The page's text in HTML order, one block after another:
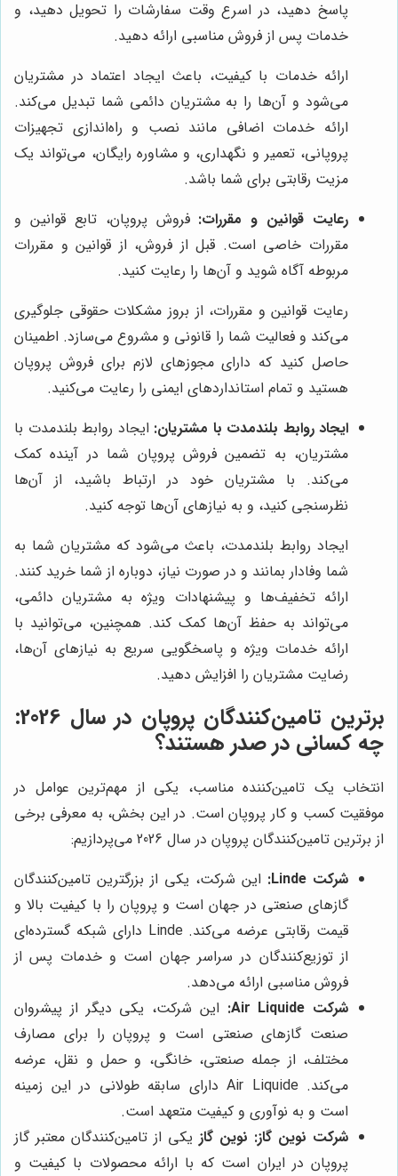
پاسخ دهید، در اسرع وقت سفارشات را تحویل دهید، و
خدمات پس از فروش مناسبی ارائه دهید.
ارائه خدمات با کیفیت، باعث ایجاد اعتماد در مشتریان
می‌شود و آن‌ها را به مشتریان دائمی شما تبدیل می‌کند.
ارائه خدمات اضافی مانند نصب و راه‌اندازی تجهیزات
پروپانی، تعمیر و نگهداری، و مشاوره رایگان، می‌تواند یک
مزیت رقابتی برای شما باشد.
رعایت قوانین و مقررات: فروش پروپان، تابع قوانین و
مقررات خاصی است. قبل از فروش، از قوانین و مقررات
مربوطه آگاه شوید و آن‌ها را رعایت کنید.
رعایت قوانین و مقررات، از بروز مشکلات حقوقی جلوگیری
می‌کند و فعالیت شما را قانونی و مشروع می‌سازد. اطمینان
حاصل کنید که دارای مجوزهای لازم برای فروش پروپان
هستید و تمام استانداردهای ایمنی را رعایت می‌کنید.
ایجاد روابط بلندمدت با مشتریان: ایجاد روابط بلندمدت با
مشتریان، به تضمین فروش پروپان شما در آینده کمک
می‌کند. با مشتریان خود در ارتباط باشید، از آن‌ها
نظرسنجی کنید، و به نیازهای آن‌ها توجه کنید.
ایجاد روابط بلندمدت، باعث می‌شود که مشتریان شما به
شما وفادار بمانند و در صورت نیاز، دوباره از شما خرید کنند.
ارائه تخفیف‌ها و پیشنهادات ویژه به مشتریان دائمی،
می‌تواند به حفظ آن‌ها کمک کند. همچنین، می‌توانید با
ارائه خدمات ویژه و پاسخگویی سریع به نیازهای آن‌ها،
رضایت مشتریان را افزایش دهید.
برترین تامین‌کنندگان پروپان در سال 2026:
چه کسانی در صدر هستند؟
انتخاب یک تامین‌کننده مناسب، یکی از مهم‌ترین عوامل در
موفقیت کسب و کار پروپان است. در این بخش، به معرفی برخی
از برترین تامین‌کنندگان پروپان در سال 2026 می‌پردازیم:
شرکت Linde:
این شرکت، یکی از بزرگترین تامین‌کنندگان
گازهای صنعتی در جهان است و پروپان را با کیفیت بالا و
قیمت رقابتی عرضه می‌کند. Linde دارای شبکه گسترده‌ای
از توزیع‌کنندگان در سراسر جهان است و خدمات پس از
فروش مناسبی ارائه می‌دهد.
شرکت Air Liquide:
این شرکت، یکی دیگر از پیشروان
صنعت گازهای صنعتی است و پروپان را برای مصارف
مختلف، از جمله صنعتی، خانگی، و حمل و نقل، عرضه
می‌کند. Air Liquide دارای سابقه طولانی در این زمینه
است و به نوآوری و کیفیت متعهد است.
شرکت نوین گاز: نوین گاز یکی از تامین‌کنندگان معتبر گاز
پروپان در ایران است که با ارائه محصولات با کیفیت و